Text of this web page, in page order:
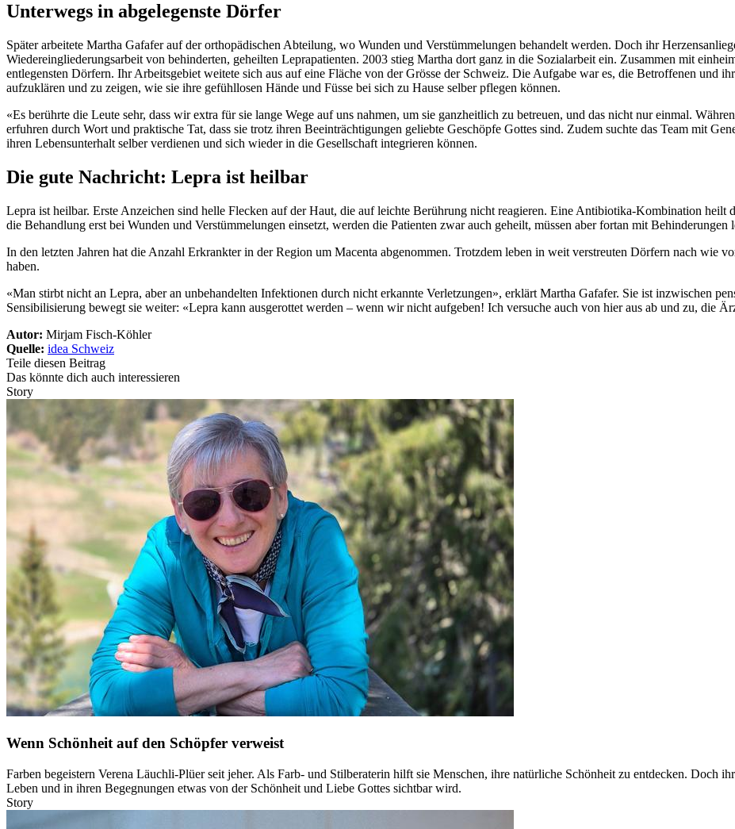
Unterwegs in abgelegenste Dörfer
Später arbeitete Martha Gafafer auf der orthopädischen Abteilung, wo Wunden und Verstümmelungen behandelt werden. Doch ihr
Wiedereingliederungsarbeit von behinderten, geheilten Leprapatienten. 2003 stieg Martha dort ganz in die Sozialarbeit ein. Zusammen mit
entlegensten Dörfern. Ihr Arbeitsgebiet weitete sich aus auf eine Fläche von der Grösse der Schweiz. Die Aufgabe war es, die Betroffenen und
aufzuklären und zu zeigen, wie sie ihre gefühllosen Hände und Füsse bei sich zu Hause selber pflegen können.
«Es berührte die Leute sehr, dass wir extra für sie lange Wege auf uns nahmen, um sie ganzheitlich zu betreuen, und das nicht nur einmal.
erfuhren durch Wort und praktische Tat, dass sie trotz ihren Beeinträchtigungen geliebte Geschöpfe Gottes sind. Zudem suchte das Team mit
ihren Lebensunterhalt selber verdienen und sich wieder in die Gesellschaft integrieren können.
Die gute Nachricht: Lepra ist heilbar
Lepra ist heilbar. Erste Anzeichen sind helle Flecken auf der Haut, die auf leichte Berührung nicht reagieren. Eine Antibiotika-Kombination heilt
die Behandlung erst bei Wunden und Verstümmelungen einsetzt, werden die Patienten zwar auch geheilt, müssen aber fortan mit
In den letzten Jahren hat die Anzahl Erkrankter in der Region um Macenta abgenommen. Trotzdem leben in weit verstreuten Dörfern nach wie
haben.
«Man stirbt nicht an Lepra, aber an unbehandelten Infektionen durch nicht erkannte Verletzungen», erklärt Martha Gafafer. Sie ist inzwischen
Sensibilisierung bewegt sie weiter: «Lepra kann ausgerottet werden – wenn wir nicht aufgeben! Ich versuche auch von hier aus ab und zu, die
Autor: Mirjam Fisch-Köhler
Quelle: idea Schweiz
Teile diesen Beitrag
Das könnte dich auch interessieren
Story
Wenn Schönheit auf den Schöpfer verweist
Farben begeistern Verena Läuchli-Plüer seit jeher. Als Farb- und Stilberaterin hilft sie Menschen, ihre natürliche Schönheit zu entdecken. Doch
Leben und in ihren Begegnungen etwas von der Schönheit und Liebe Gottes sichtbar wird.
Story